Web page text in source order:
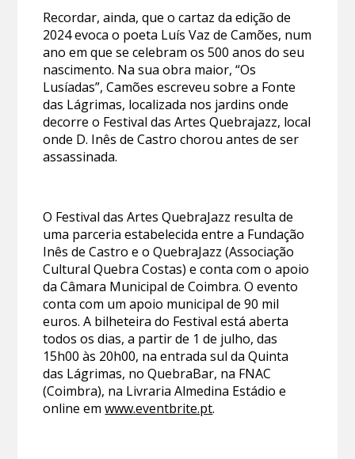
Recordar, ainda, que o cartaz da edição de
2024 evoca o poeta Luís Vaz de Camões, num
ano em que se celebram os 500 anos do seu
nascimento. Na sua obra maior, “Os
Lusíadas”, Camões escreveu sobre a Fonte
das Lágrimas, localizada nos jardins onde
decorre o Festival das Artes Quebrajazz, local
onde D. Inês de Castro chorou antes de ser
assassinada.
O Festival das Artes QuebraJazz resulta de
uma parceria estabelecida entre a Fundação
Inês de Castro e o QuebraJazz (Associação
Cultural Quebra Costas) e conta com o apoio
da Câmara Municipal de Coimbra. O evento
conta com um apoio municipal de 90 mil
euros. A bilheteira do Festival está aberta
todos os dias, a partir de 1 de julho, das
15h00 às 20h00, na entrada sul da Quinta
das Lágrimas, no QuebraBar, na FNAC
(Coimbra), na Livraria Almedina Estádio e
online emwww.eventbrite.pt.